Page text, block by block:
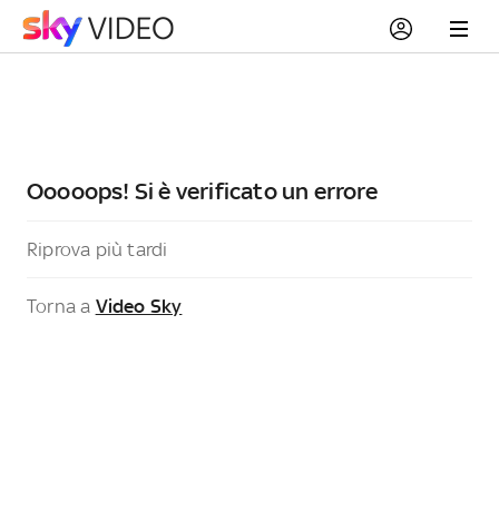
Ooooops! Si è verificato un errore
Riprova più tardi
Torna a Video Sky